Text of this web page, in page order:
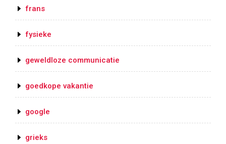
frans
fysieke
geweldloze communicatie
goedkope vakantie
google
grieks